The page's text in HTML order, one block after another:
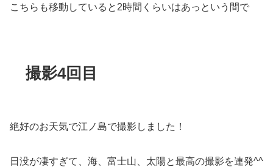
こちらも移動していると2時間くらいはあっという間で
撮影4回目
絶好のお天気で江ノ島で撮影しました！
日没が凄すぎて、海、富士山、太陽と最高の撮影を連発^^